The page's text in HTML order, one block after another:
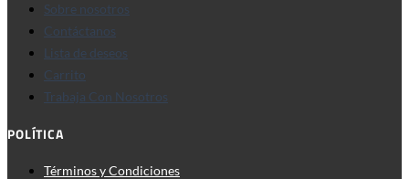
Sobre nosotros
Contáctanos
Lista de deseos
Carrito
Trabaja Con Nosotros
POLÍTICA
Términos y Condiciones